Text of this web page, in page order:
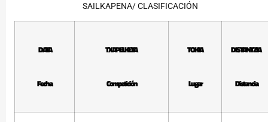
SAILKAPENA/ CLASIFICACIÓN
DATA
Fecha
TXAPELKETA
Competición
TOKIA
Lugar
DISTANTZIA
Distancia